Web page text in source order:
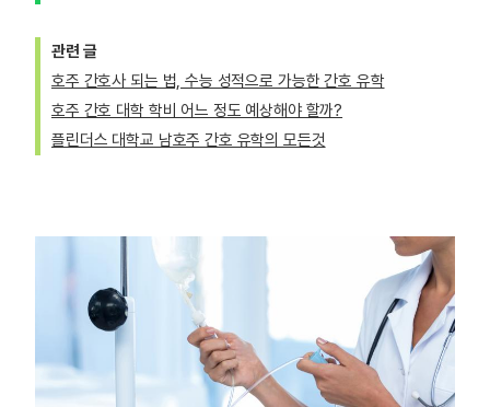
관련 글
호주 간호사 되는 법, 수능 성적으로 가능한 간호 유학
호주 간호 대학 학비 어느 정도 예상해야 할까?
플린더스 대학교 남호주 간호 유학의 모든것